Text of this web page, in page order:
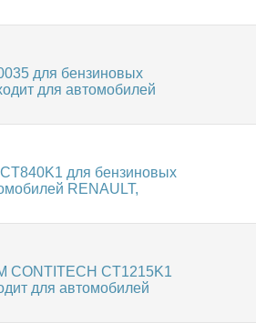
для бензиновых
для автомобилей
для бензиновых
RENAULT,
CONTITECH CT1215K1
для автомобилей